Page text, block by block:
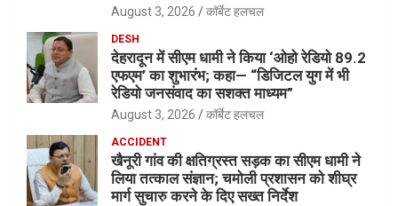
August 3, 2026 कॉर्बेट हलचल
DESH
देहरादून में सीएम धामी ने किया ‘ओहो रेडियो 89.2
एफएम’ का शुभारंभ; कहा— “डिजिटल युग में भी
रेडियो जनसंवाद का सशक्त माध्यम”
August 3, 2026 कॉर्बेट हलचल
ACCIDENT
खैनूरी गांव की क्षतिग्रस्त सड़क का सीएम धामी ने
लिया तत्काल संज्ञान; चमोली प्रशासन को शीघ्र
मार्ग सुचारु करने के दिए सख्त निर्देश